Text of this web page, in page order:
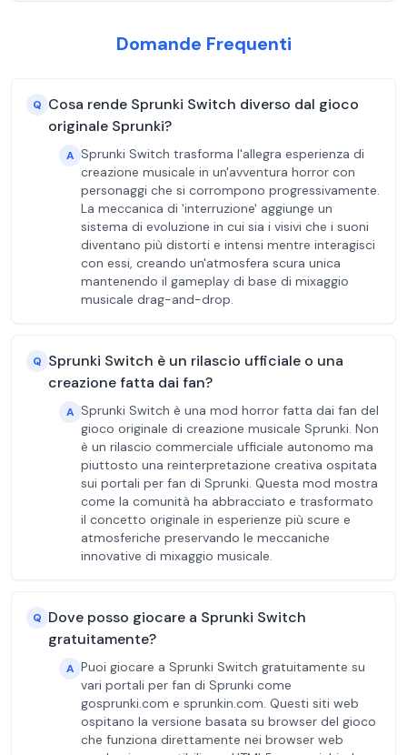
Domande Frequenti
Q Cosa rende Sprunki Switch diverso dal gioco
originale Sprunki?
A Sprunki Switch trasforma l'allegra esperienza di
creazione musicale in un'avventura horror con
personaggi che si corrompono progressivamente.
La meccanica di 'interruzione' aggiunge un
sistema di evoluzione in cui sia i visivi che i suoni
diventano più distorti e intensi mentre interagisci
con essi, creando un'atmosfera scura unica
mantenendo il gameplay di base di mixaggio
musicale drag-and-drop.
Q Sprunki Switch è un rilascio ufficiale o una
creazione fatta dai fan?
A Sprunki Switch è una mod horror fatta dai fan del
gioco originale di creazione musicale Sprunki. Non
è un rilascio commerciale ufficiale autonomo ma
piuttosto una reinterpretazione creativa ospitata
sui portali per fan di Sprunki. Questa mod mostra
come la comunità ha abbracciato e trasformato
il concetto originale in esperienze più scure e
atmosferiche preservando le meccaniche
innovative di mixaggio musicale.
Q Dove posso giocare a Sprunki Switch
gratuitamente?
A Puoi giocare a Sprunki Switch gratuitamente su
vari portali per fan di Sprunki come
gosprunki.com e sprunkin.com. Questi siti web
ospitano la versione basata su browser del gioco
che funziona direttamente nei browser web